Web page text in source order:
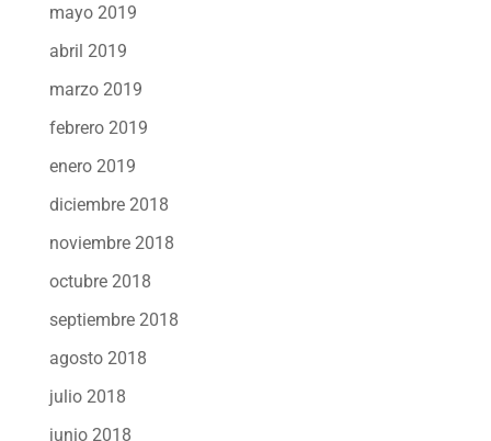
mayo 2019
abril 2019
marzo 2019
febrero 2019
enero 2019
diciembre 2018
noviembre 2018
octubre 2018
septiembre 2018
agosto 2018
julio 2018
junio 2018